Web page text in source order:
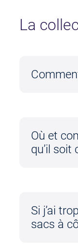
La
Où et
qu’il soit
Si j’ai
sacs à